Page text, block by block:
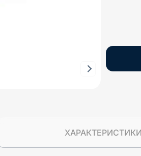
ХАРАКТЕРИСТИКИ